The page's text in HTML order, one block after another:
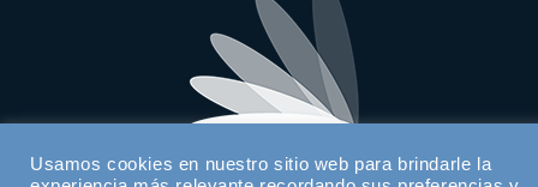
Usamos cookies en nuestro sitio web para brindarle la